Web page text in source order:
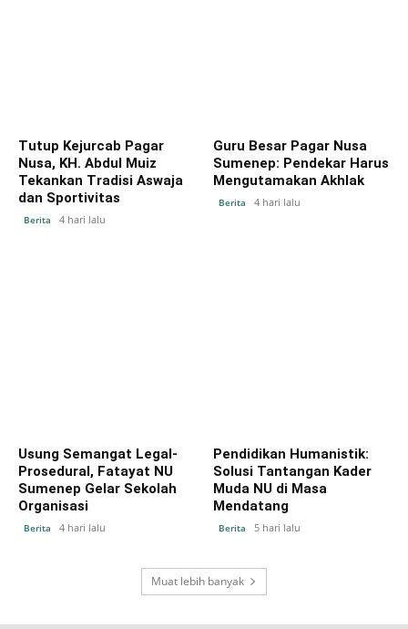
Tutup Kejurcab Pagar
Nusa, KH. Abdul Muiz
Tekankan Tradisi Aswaja
dan Sportivitas
Berita 4 hari lalu
Guru Besar Pagar Nusa
Sumenep: Pendekar Harus
Mengutamakan Akhlak
Berita 4 hari lalu
Usung Semangat Legal-
Prosedural, Fatayat NU
Sumenep Gelar Sekolah
Organisasi
Berita 4 hari lalu
Pendidikan Humanistik:
Solusi Tantangan Kader
Muda NU di Masa
Mendatang
Berita 5 hari lalu
Muat lebih banyak